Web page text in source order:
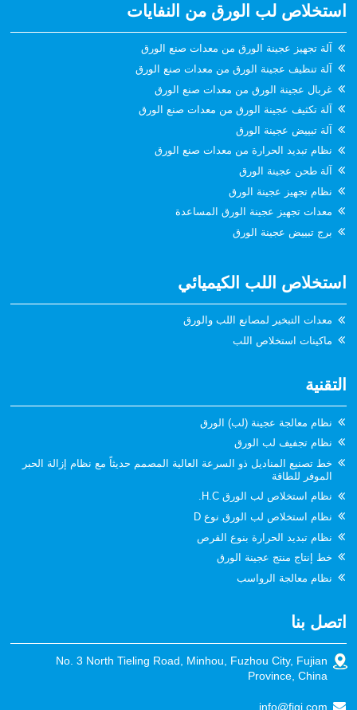
استخلاص لب الورق من النفايات
آلة تجهيز عجينة الورق من معدات صنع الورق
آلة تنظيف عجينة الورق من معدات صنع الورق
غربال عجينة الورق من معدات صنع الورق
آلة تكثيف عجينة الورق من معدات صنع الورق
آلة تبييض عجينة الورق
نظام تبديد الحرارة من معدات صنع الورق
آلة طحن عجينة الورق
نظام تجهيز عجينة الورق
معدات تجهيز عجينة الورق المساعدة
برج تبييض عجينة الورق
استخلاص اللب الكيميائي
معدات التبخير لمصانع اللب والورق
ماكينات استخلاص اللب
التقنية
نظام معالجة عجينة (لب) الورق
نظام تجفيف لب الورق
خط تصنيع المناديل ذو السرعة العالية المصمم حديثاً مع نظام إزالة الحبر
الموفر للطاقة
نظام استخلاص لب الورق H.C.
نظام استخلاص لب الورق نوع D
نظام تبديد الحرارة بنوع القرص
خط إنتاج منتج عجينة الورق
نظام معالجة الرواسب
اتصل بنا
No. 3 North Tieling Road, Minhou, Fuzhou City, Fujian
Province, China
info@fjqj.com